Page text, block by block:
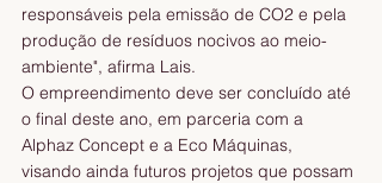
responsáveis pela emissão de CO2 e pela
produção de resíduos nocivos ao meio-
ambiente", afirma Lais.
O empreendimento deve ser concluído até
o final deste ano, em parceria com a
Alphaz Concept e a Eco Máquinas,
visando ainda futuros projetos que possam